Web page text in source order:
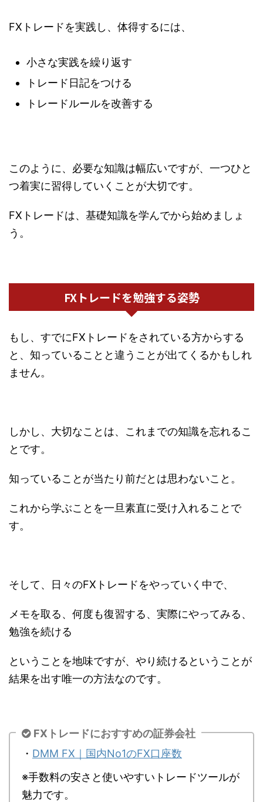
FXトレードを実践し、体得するには、
小さな実践を繰り返す
トレード日記をつける
トレードルールを改善する
このように、必要な知識は幅広いですが、一つひと
つ着実に習得していくことが大切です。
FXトレードは、基礎知識を学んでから始めましょ
う。
FXトレードを勉強する姿勢
もし、すでにFXトレードをされている方からする
と、知っていることと違うことが出てくるかもしれ
ません。
しかし、大切なことは、これまでの知識を忘れるこ
とです。
知っていることが当たり前だとは思わないこと。
これから学ぶことを一旦素直に受け入れることで
す。
そして、日々のFXトレードをやっていく中で、
メモを取る、何度も復習する、実際にやってみる、
勉強を続ける
ということを地味ですが、やり続けるということが
結果を出す唯一の方法なのです。
FXトレードにおすすめの証券会社
・ DMM FX｜国内No1のFX口座数
※手数料の安さと使いやすいトレードツールが
魅力です。